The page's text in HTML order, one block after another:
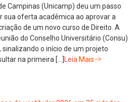
Campinas (Unicamp) deu um passo
sua oferta acadêmica ao aprovar a
de um novo curso de Direito. A
do Conselho Universitário (Consu)
o início de um projeto
na primeira […]Leia Mais